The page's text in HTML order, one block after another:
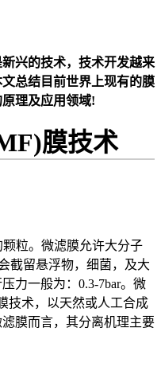
兴的技术，技术开发越来
总结目前世界上现有的膜
理及应用领域!
膜技术
粒。微滤膜允许大分子
截留悬浮物，细菌，及大
力一般为：0.3-7bar。微
技术，以天然或人工合成
膜而言，其分离机理主要